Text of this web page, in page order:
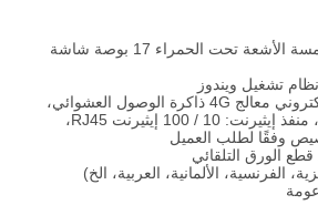
كشك التذاكر مع شاشة لمسة الأشعة تحت الحمراء 17 بوصة شاشة
تشغيل ويندوز
معالج إنتل 2.41 معالج إلكتروني معالج 4G ذاكرة الوصول العشوائي،
وفقًا لطلب العميل
الفرنسية، الألمانية، العربية، الخ)